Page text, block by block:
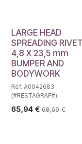
LARGE HEAD
SPREADING
4,8 X 23,5 mm
BUMPER AND
BODYWORK
Réf. A0042683
(#RESTAGRAF#)
65,94 € 68,69€